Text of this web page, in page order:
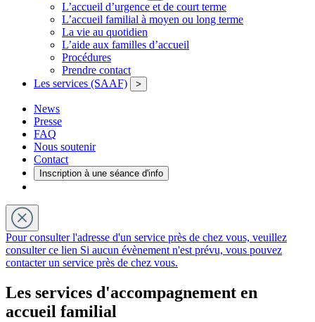
L’accueil d’urgence et de court terme
L’accueil familial à moyen ou long terme
La vie au quotidien
L’aide aux familles d’accueil
Procédures
Prendre contact
Les services (SAAF)
>
News
Presse
FAQ
Nous soutenir
Contact
Inscription à une séance d'info
Pour consulter l'adresse d'un service près de chez vous, veuillez
consulter ce lien Si aucun évènement n'est prévu, vous pouvez
contacter un service près de chez vous.
Les services d'accompagnement en
accueil familial